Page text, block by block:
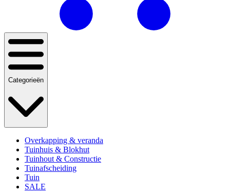
Categorieën
Overkapping & veranda
Tuinhuis & Blokhut
Tuinhout & Constructie
Tuinafscheiding
Tuin
SALE